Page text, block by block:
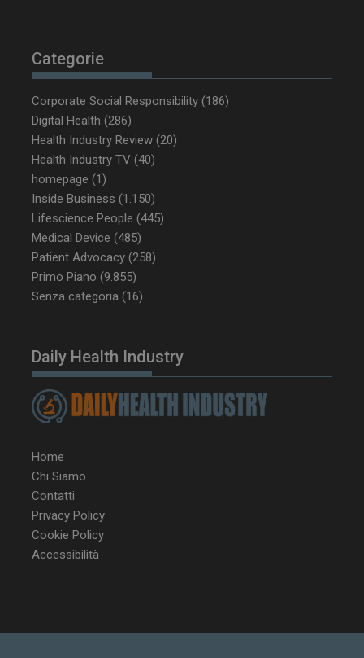
Categorie
Corporate Social Responsibility (186)
Digital Health (286)
Health Industry Review (20)
Health Industry TV (40)
homepage (1)
Inside Business (1.150)
Lifescience People (445)
Medical Device (485)
Patient Advocacy (258)
Primo Piano (9.855)
Senza categoria (16)
Daily Health Industry
Home
Chi Siamo
Contatti
Privacy Policy
Cookie Policy
Accessibilità
tracking-sites-
Microsoft Corporation
.www.dailyhealthindustry.it